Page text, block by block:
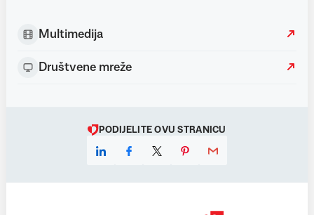
Multimedija
Društvene mreže
PODIJELITE OVU STRANICU